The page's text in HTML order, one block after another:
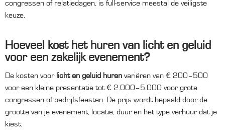
congressen of relatiedagen, is full-service meestal de veiligste
keuze.
Hoeveel kost het huren van licht en geluid
voor een zakelijk evenement?
De kosten voor licht en geluid huren variëren van € 200–500
voor een kleine presentatie tot € 2.000–5.000 voor grote
congressen of bedrijfsfeesten. De prijs wordt bepaald door de
grootte van je evenement, locatie, duur en het type verhuur dat je
kiest.